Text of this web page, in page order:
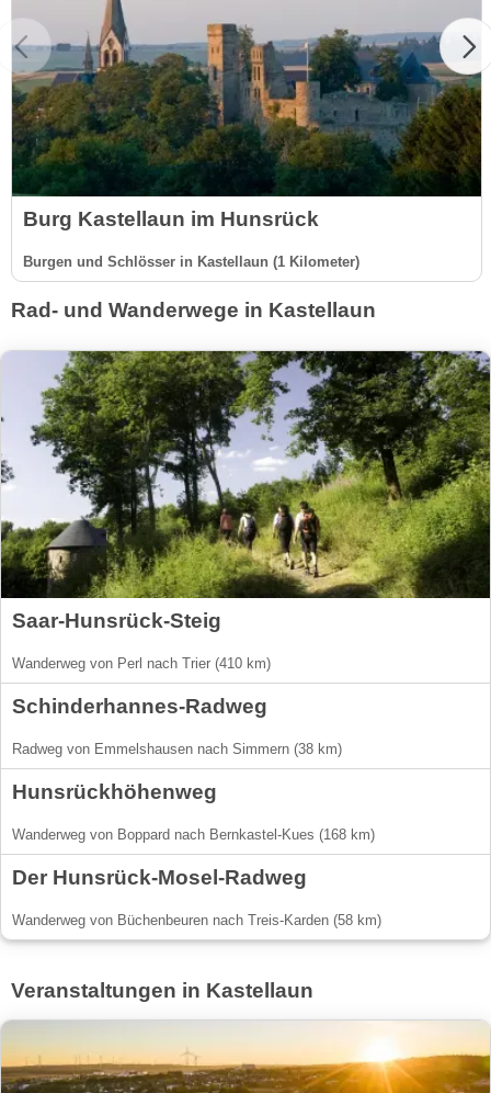
Burg Kastellaun im Hunsrück
Burgen und Schlösser in Kastellaun (1 Kilometer)
Rad- und Wanderwege in Kastellaun
Saar-Hunsrück-Steig
Wanderweg von Perl nach Trier (410 km)
Schinderhannes-Radweg
Radweg von Emmelshausen nach Simmern (38 km)
Hunsrückhöhenweg
Wanderweg von Boppard nach Bernkastel-Kues (168 km)
Der Hunsrück-Mosel-Radweg
Wanderweg von Büchenbeuren nach Treis-Karden (58 km)
Veranstaltungen in Kastellaun